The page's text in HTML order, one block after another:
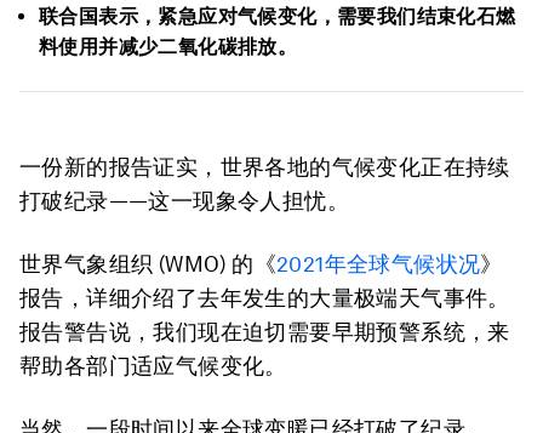
联合国表示，紧急应对气候变化，需要我们结束化石燃
料使用并减少二氧化碳排放。
一份新的报告证实，世界各地的气候变化正在持续
打破纪录——这一现象令人担忧。
世界气象组织 (WMO) 的《2021年全球气候状况》
报告，详细介绍了去年发生的大量极端天气事件。
报告警告说，我们现在迫切需要早期预警系统，来
帮助各部门适应气候变化。